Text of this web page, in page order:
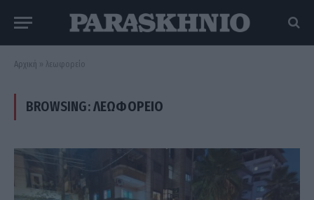
Αρχική » λεωφορείο
BROWSING:ΛΕΩΦΟΡΕΊΟ